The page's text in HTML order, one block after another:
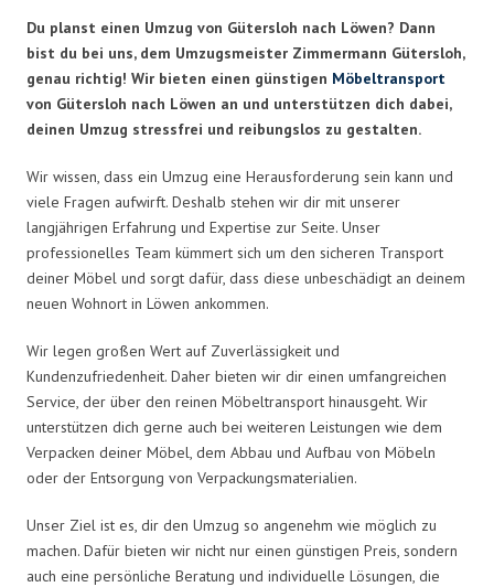
Du planst einen Umzug von Gütersloh nach Löwen? Dann
bist du bei uns, dem Umzugsmeister Zimmermann Gütersloh,
genau richtig! Wir bieten einen günstigen Möbeltransport
von Gütersloh nach Löwen an und unterstützen dich dabei,
deinen Umzug stressfrei und reibungslos zu gestalten.
Wir wissen, dass ein Umzug eine Herausforderung sein kann und
viele Fragen aufwirft. Deshalb stehen wir dir mit unserer
langjährigen Erfahrung und Expertise zur Seite. Unser
professionelles Team kümmert sich um den sicheren Transport
deiner Möbel und sorgt dafür, dass diese unbeschädigt an deinem
neuen Wohnort in Löwen ankommen.
Wir legen großen Wert auf Zuverlässigkeit und
Kundenzufriedenheit. Daher bieten wir dir einen umfangreichen
Service, der über den reinen Möbeltransport hinausgeht. Wir
unterstützen dich gerne auch bei weiteren Leistungen wie dem
Verpacken deiner Möbel, dem Abbau und Aufbau von Möbeln
oder der Entsorgung von Verpackungsmaterialien.
Unser Ziel ist es, dir den Umzug so angenehm wie möglich zu
machen. Dafür bieten wir nicht nur einen günstigen Preis, sondern
auch eine persönliche Beratung und individuelle Lösungen, die